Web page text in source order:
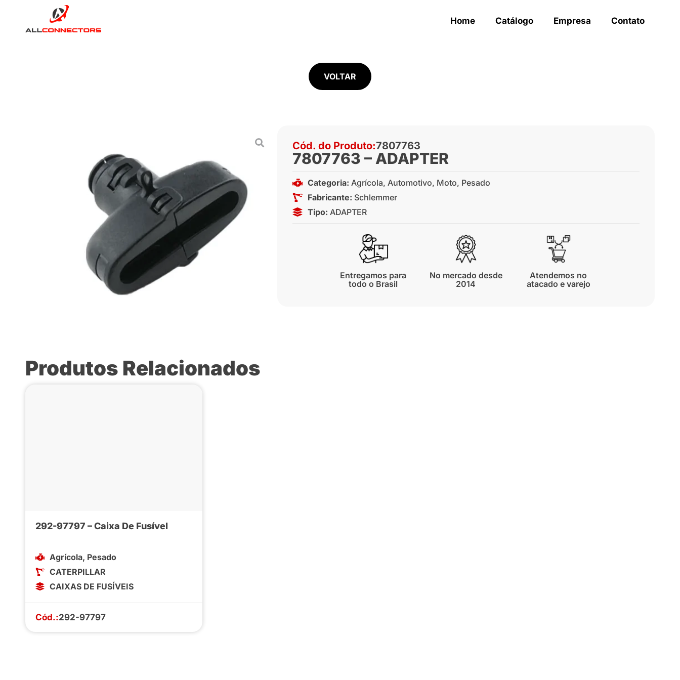
Home Catálogo Empresa Contato
VOLTAR
Cód. do Produto:7807763
7807763 – ADAPTER
Categoria: Agrícola, Automotivo, Moto, Pesado
Fabricante: Schlemmer
Tipo: ADAPTER
Entregamos para
todo o Brasil
No mercado desde
2014
Atendemos no
atacado e varejo
Produtos Relacionados
292-97797 – Caixa De Fusível
Agrícola, Pesado
CATERPILLAR
CAIXAS DE FUSÍVEIS
Cód.:292-97797